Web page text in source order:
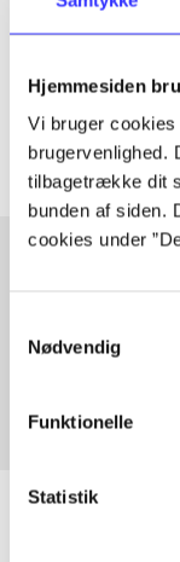
Hjemmesiden
Vi bruger
brugervenlighed.
tilbagetrække dit
bunden af siden.
cookies under
Nødvendig
Funktionelle
Statistik
Artiklerne i
Fra